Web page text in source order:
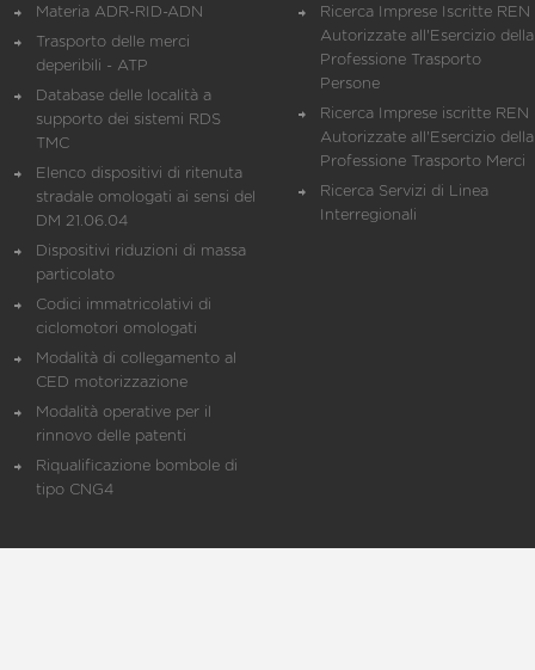
Materia ADR-RID-ADN
Trasporto delle merci
deperibili - ATP
Database delle località a
supporto dei sistemi RDS
TMC
Elenco dispositivi di ritenuta
stradale omologati ai sensi del
DM 21.06.04
Dispositivi riduzioni di massa
particolato
Codici immatricolativi di
ciclomotori omologati
Modalità di collegamento al
CED motorizzazione
Modalità operative per il
rinnovo delle patenti
Riqualificazione bombole di
tipo CNG4
Ricerca Imprese Iscritte REN
Autorizzate all'Esercizio della
Professione Trasporto
Persone
Ricerca Imprese iscritte REN
Autorizzate all'Esercizio della
Professione Trasporto Merci
Ricerca Servizi di Linea
Interregionali